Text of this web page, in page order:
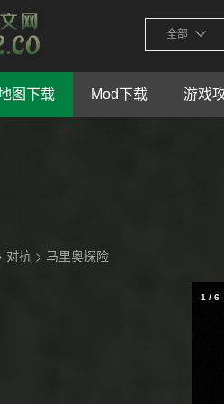
全部
图下载 Mod下载 游戏
对抗 > 马里奥探险
1 / 6